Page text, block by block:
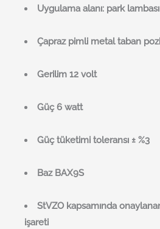
Uygulama alanı: park lambası
Çapraz pimli metal taban
Gerilim 12 volt
Güç 6 watt
Güç tüketimi toleransı ± %3
Baz BAX9S
StVZO kapsamında
işareti